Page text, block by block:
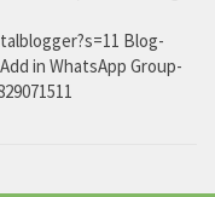
Blog-
in WhatsApp Group-